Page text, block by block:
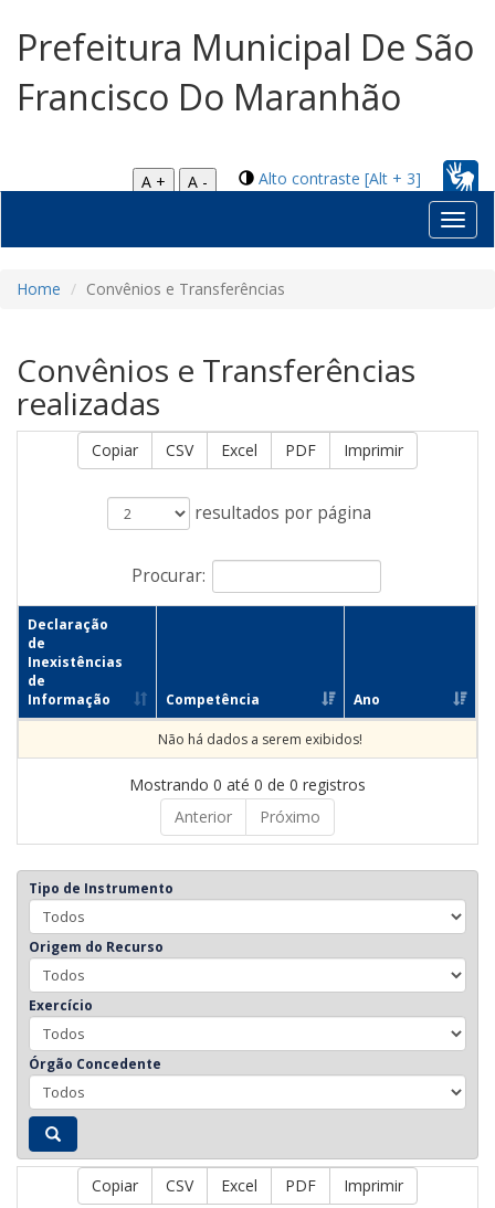
Prefeitura Municipal De São
Francisco Do Maranhão
Alto contraste [Alt + 3]
A +
A -
Home Convênios e Transferências
Convênios e Transferências
realizadas
Copiar CSV Excel PDF Imprimir
resultados por página
Procurar:
Declaração
de
Inexistências
de
Informação
Competência Ano
Não há dados a serem exibidos!
Mostrando 0 até 0 de 0 registros
Anterior
Próximo
Tipo de Instrumento
Origem do Recurso
Exercício
Órgão Concedente
Copiar CSV Excel PDF Imprimir